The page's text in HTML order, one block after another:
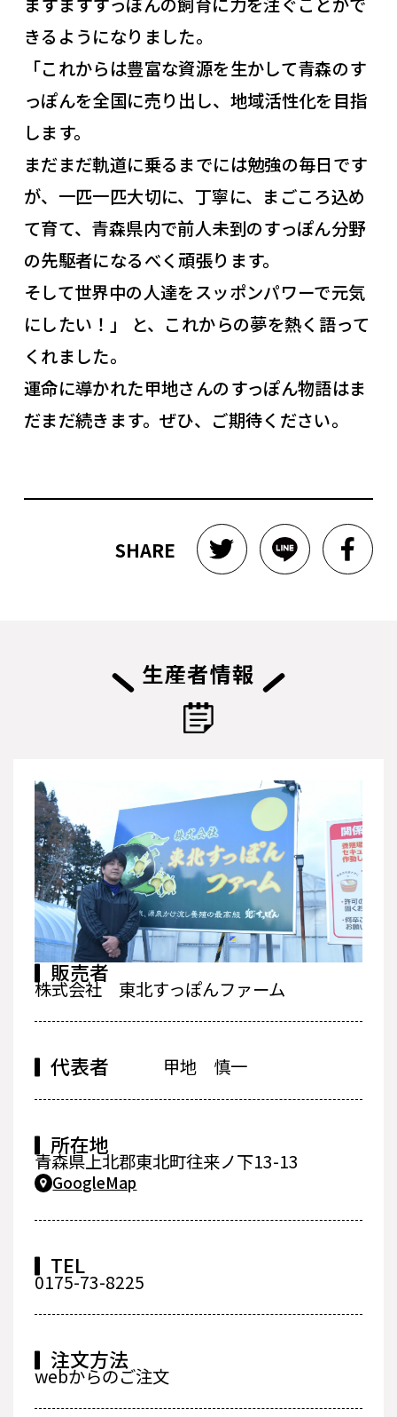
きるようになりました。
「これからは豊富な資源を生かして青森のす
っぽんを全国に売り出し、地域活性化を目指
します。
まだまだ軌道に乗るまでには勉強の毎日です
が、一匹一匹大切に、丁寧に、まごころ込め
て育て、青森県内で前人未到のすっぽん分野
の先駆者になるべく頑張ります。
そして世界中の人達をスッポンパワーで元気
にしたい！」 と、これからの夢を熱く語って
くれました。
運命に導かれた甲地さんのすっぽん物語はま
だまだ続きます。ぜひ、ご期待ください。
SHARE
生産者情報
販売者
株式会社 東北すっぽんファーム
代表者 甲地 慎一
所在地
青森県上北郡東北町往来ノ下13-13
GoogleMap
TEL
0175-73-8225
注文方法
webからのご注文